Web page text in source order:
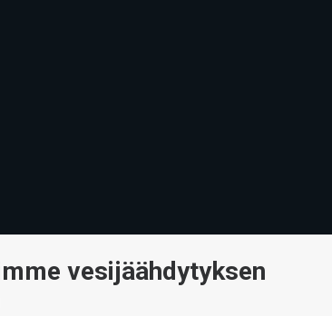
vesijäähdytyksen